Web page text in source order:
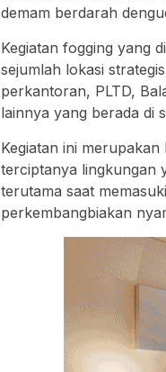
demam berdarah
Kegiatan fogging yang
sejumlah lokasi
perkantoran, PLTD,
lainnya yang berada di
Kegiatan ini
terciptanya lingkungan
terutama saat
perkembangbiakan